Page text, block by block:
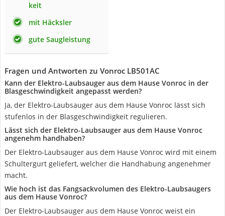
keit
mit Häcksler
gute Saugleistung
Fragen und Antworten zu Vonroc LB501AC
Kann der Elektro-Laubsauger aus dem Hause Vonroc in der
Blasgeschwindigkeit angepasst werden?
Ja, der Elektro-Laubsauger aus dem Hause Vonroc lässt sich
stufenlos in der Blasgeschwindigkeit regulieren.
Lässt sich der Elektro-Laubsauger aus dem Hause Vonroc
angenehm handhaben?
Der Elektro-Laubsauger aus dem Hause Vonroc wird mit einem
Schultergurt geliefert, welcher die Handhabung angenehmer
macht.
Wie hoch ist das Fangsackvolumen des Elektro-Laubsaugers
aus dem Hause Vonroc?
Der Elektro-Laubsauger aus dem Hause Vonroc weist ein